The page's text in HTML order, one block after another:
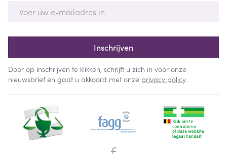
Inschrijven
Door op inschrijven te klikken, schrijft u zich in voor onze
nieuwsbrief en gaat u akkoord met onze privacy policy.